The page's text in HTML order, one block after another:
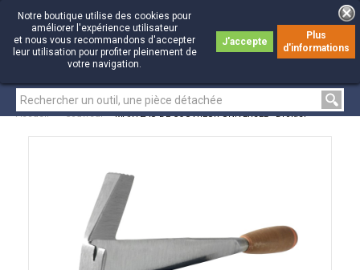
0
0
Notre boutique utilise des cookies pour
améliorer l'expérience utilisateur
et nous vous recommandons d'accepter
leur utilisation pour profiter pleinement de
votre navigation.
J'accepte
Plus
d'informations
Accueil > Couvreur > MARTEAU DE COUVREUR UNIVERSEL - Droitier